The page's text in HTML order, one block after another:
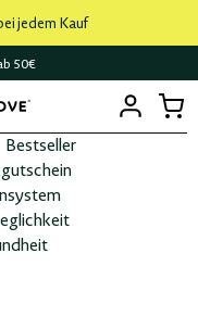
jedem Kauf
50€
Bestseller